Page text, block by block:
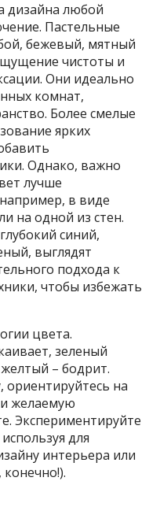
дизайна любой
Пастельные
бежевый, мятный
чистоты и
Они идеально
комнат,
Более смелые
ярких
Однако, важно
лучше
в виде
на одной из стен.
синий,
выглядят
подхода к
чтобы избежать
цвета.
зеленый
– бодрит.
на
желаемую
Экспериментируйте
для
интерьера или
конечно!).